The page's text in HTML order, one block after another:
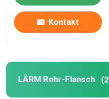
Fitting zweigen ab
Rohr aus
Kontakt
LÄRM Rohr-Flansch